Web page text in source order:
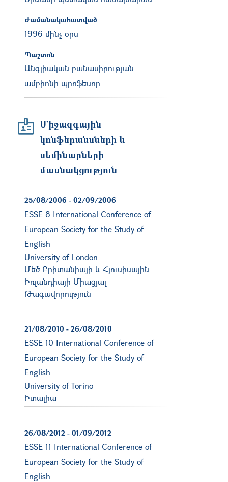
Ժամանակահատված
1996 մինչ օրս
Պաշտոն
Անգլիական բանասիրության
ամբիոնի պրոֆեսոր
Միջազգային
կոնֆերանսների և
սեմինարների
մասնակցություն
25/08/2006 - 02/09/2006
ESSE 8 International Conference of
European Society for the Study of
English
University of London
Մեծ Բրիտանիայի և Հյուսիսային
Իռլանդիայի Միացյալ
Թագավորություն
21/08/2010 - 26/08/2010
ESSE 10 International Conference of
European Society for the Study of
English
University of Torino
Իտալիա
26/08/2012 - 01/09/2012
ESSE 11 International Conference of
European Society for the Study of
English